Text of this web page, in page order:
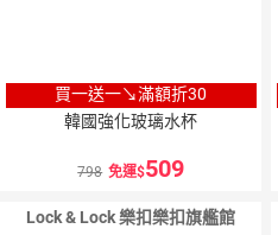
買一送一↘滿額折30
韓國強化玻璃水杯
798 免運 509
Lock & Lock 樂扣樂扣旗艦館